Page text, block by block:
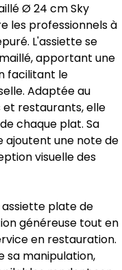
Ø 24 cm Sky
les professionnels à
L'assiette se
apportant une
facilitant le
Adaptée au
restaurants, elle
chaque plat. Sa
ajoutent une note de
visuelle des
plate de
généreuse tout en
en restauration.
sa manipulation,